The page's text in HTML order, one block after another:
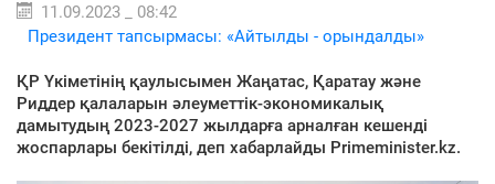
11.09.2023 _ 08:42
Президент тапсырмасы: «Айтылды - орындалды»
ҚР Үкіметінің қаулысымен Жаңатас, Қаратау және
Риддер қалаларын әлеуметтік-экономикалық
дамытудың 2023-2027 жылдарға арналған кешенді
жоспарлары бекітілді, деп хабарлайды Primeminister.kz.